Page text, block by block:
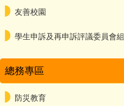
友善校園
學生申訴及再申訴評議委員會
總務專區
防災教育